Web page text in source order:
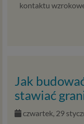
kontaktu
Jak
stawiać
czwartek, 29